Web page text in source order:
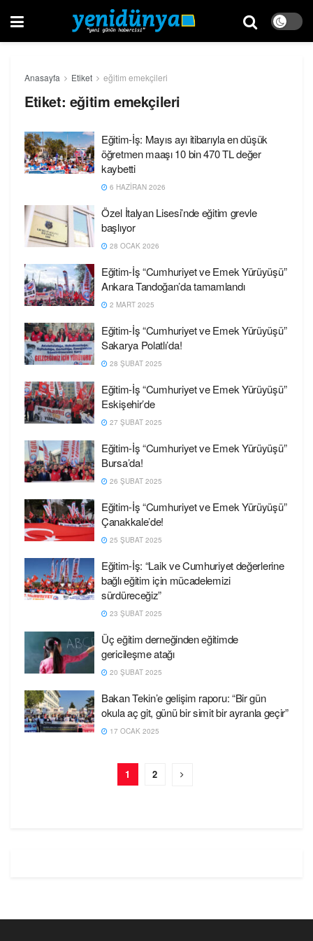
Anasayfa Etiket eğitim emekçileri
Etiket: eğitim emekçileri
Eğitim-İş: Mayıs ayı itibarıyla en düşük
öğretmen maaşı 10 bin 470 TL değer
kaybetti
6 HAZIRAN 2026
Özel İtalyan Lisesi’nde eğitim grevle
başlıyor
28 OCAK 2026
Eğitim-İş “Cumhuriyet ve Emek Yürüyüşü”
Ankara Tandoğan’da tamamlandı
2 MART 2025
Eğitim-İş “Cumhuriyet ve Emek Yürüyüşü”
Sakarya Polatlı’da!
28 ŞUBAT 2025
Eğitim-İş “Cumhuriyet ve Emek Yürüyüşü”
Eskişehir’de
27 ŞUBAT 2025
Eğitim-İş “Cumhuriyet ve Emek Yürüyüşü”
Bursa’da!
26 ŞUBAT 2025
Eğitim-İş “Cumhuriyet ve Emek Yürüyüşü”
Çanakkale’de!
25 ŞUBAT 2025
Eğitim-İş: “Laik ve Cumhuriyet değerlerine
bağlı eğitim için mücadelemizi
sürdüreceğiz”
23 ŞUBAT 2025
Üç eğitim derneğinden eğitimde
gericileşme atağı
20 ŞUBAT 2025
Bakan Tekin’e gelişim raporu: “Bir gün
okula aç git, günü bir simit bir ayranla geçir”
17 OCAK 2025
1 2